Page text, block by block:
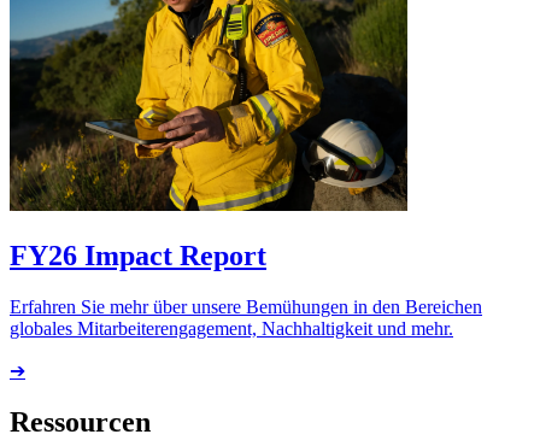
FY26 Impact Report
Erfahren Sie mehr über unsere Bemühungen in den Bereichen
globales Mitarbeiterengagement, Nachhaltigkeit und mehr.
➔
Ressourcen